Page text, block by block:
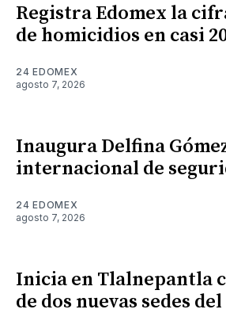
Registra Edomex la
de homicidios en casi
24 EDOMEX
agosto 7, 2026
Inaugura Delfina
internacional de
24 EDOMEX
agosto 7, 2026
Inicia en Tlalnepantla
de dos nuevas sedes